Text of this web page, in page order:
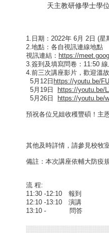
天主教研修學士學位
1.日期：2022年 6月 2日 (
2.地點：各自視訊連線地點
視訊連結： https://
3.簽到及填寫問卷：11:50
4.前三次講座影片，歡迎溫
5月12日 https://youtu.be/
5月19日
https://youtu.be/
5月26日
https://youtu.be/
預祝各位兄姐收穫豐碩！主
其他及時詳情，請參見校牧
備註：本次講座依輔大防疫
流 程:
11:30 -12:10 報到
12:10 -13:10 演講
13:10 - 問答